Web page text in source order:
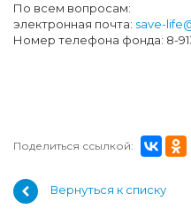
По всем вопросам:
электронная почта: save-
Номер телефона фонда: 8-
Поделиться ссылкой:
Вернуться к списку